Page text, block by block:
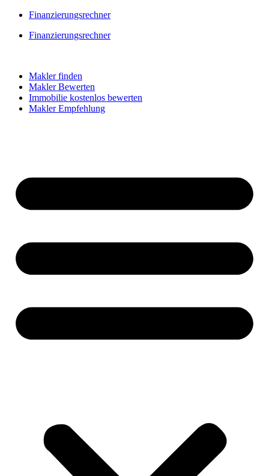
Skip
content
Finanzierungsrechner
Finanzierungsrechner
Makler finden
Makler Bewerten
Immobilie kostenlos bewerten
Makler Empfehlung